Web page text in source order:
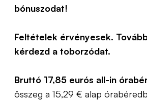
bónuszodat!
Feltételek érvényesek.
kérdezd a toborzódat.
Bruttó 17,85 eurós all-in
összeg a 15,29 € alap